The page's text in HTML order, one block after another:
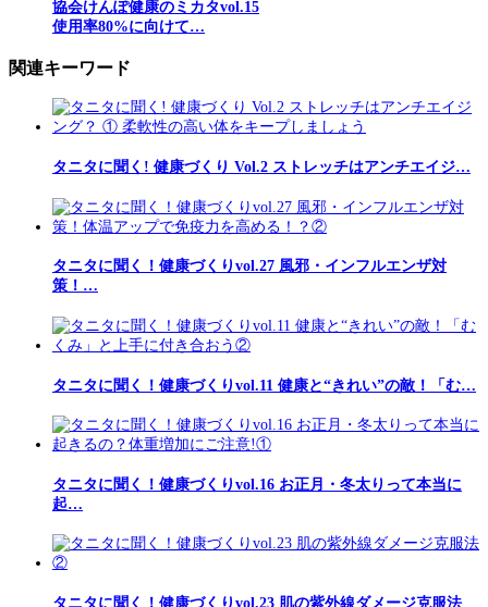
協会けんぽ健康のミカタvol.15
使用率80%に向けて…
関連キーワード
タニタに聞く! 健康づくり Vol.2 ストレッチはアンチエイジ…
タニタに聞く！健康づくりvol.27 風邪・インフルエンザ対
策！…
タニタに聞く！健康づくりvol.11 健康と“きれい”の敵！「む…
タニタに聞く！健康づくりvol.16 お正月・冬太りって本当に
起…
タニタに聞く！健康づくりvol.23 肌の紫外線ダメージ克服法